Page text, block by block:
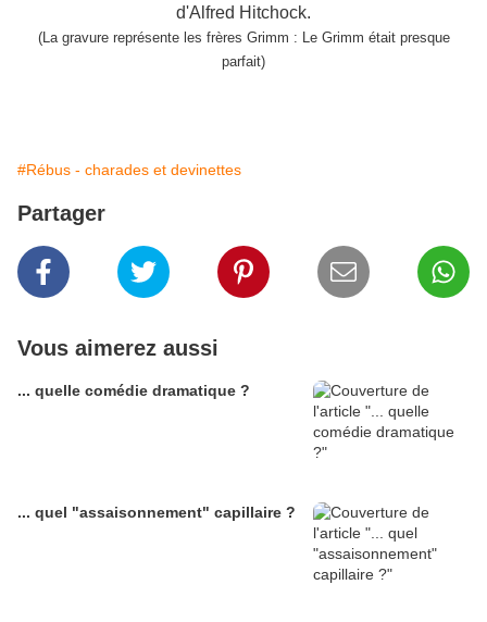
d'Alfred Hitchock.
(La gravure représente les frères Grimm : Le Grimm était presque
parfait)
#Rébus - charades et devinettes
Partager
Vous aimerez aussi
... quelle comédie dramatique ?
... quel "assaisonnement" capillaire ?